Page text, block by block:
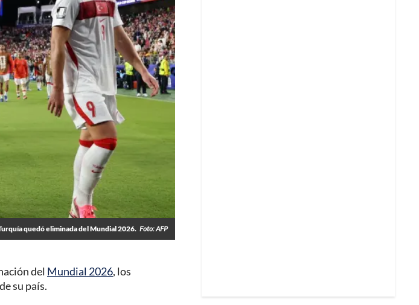
quedó eliminada del Mundial 2026. Foto: AFP
del Mundial 2026, los
su país.